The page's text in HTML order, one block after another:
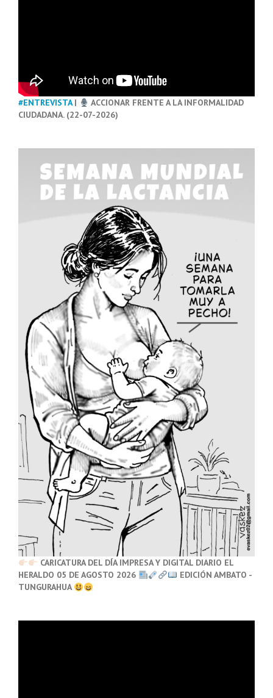
#ENTREVISTA|
ACCIONAR FRENTE A LA INFORMALIDAD
CIUDADANA. (22-07-2026)
CARICATURA DEL DÍA IMPRESA Y DIGITAL DIARIO EL
HERALDO 05 DE AGOSTO 2026
EDICIÓN AMBATO -
TUNGURAHUA